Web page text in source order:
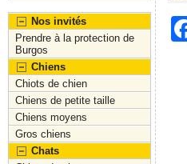
Nos invités
Prendre à la protection de
Burgos
Chiens
Chiots de chien
Chiens de petite taille
Chiens moyens
Gros chiens
Chats